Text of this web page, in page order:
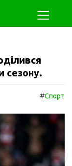
сезону.
#Спорт